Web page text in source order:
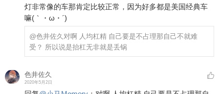
灯非常像的车那肯定比较正常，因为好多都是美国经典车
嘛(｀・ω・´)
@色井佐久 对啊 人均杠精 自己要是不占理那自己不就难
受？ 所以说是抬杠无非就是丢锅
色井佐久
2020年5月2日